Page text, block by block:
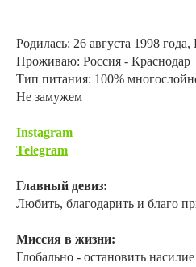
Родилась: 26 августа 1998
Проживаю: Россия - Краснодар
Тип питания: 100%
Не замужем
Instagram
Telegram
Главный девиз:
Любить, благодарить и благо
Миссия в жизни:
Глобально - остановить